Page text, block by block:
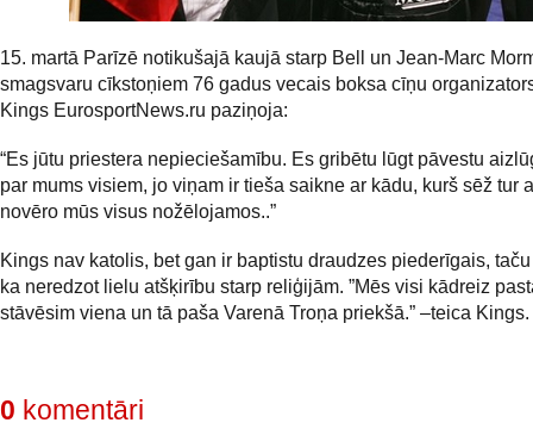
15. martā Parīzē notikušajā kaujā starp Bell un Jean-Marc
smagsvaru cīkstoņiem 76 gadus vecais boksa cīņu
Kings EurosportNews.ru paziņoja:
“Es jūtu priestera nepieciešamību. Es gribētu lūgt pāvestu
par mums visiem, jo viņam ir tieša saikne ar kādu, kurš sēž tur
novēro mūs visus nožēlojamos..”
Kings nav katolis, bet gan ir baptistu draudzes piederīgais,
ka neredzot lielu atšķirību starp reliģijām. ”Mēs visi kādreiz
stāvēsim viena un tā paša Varenā Troņa priekšā.” –teica Kings.
0 komentāri